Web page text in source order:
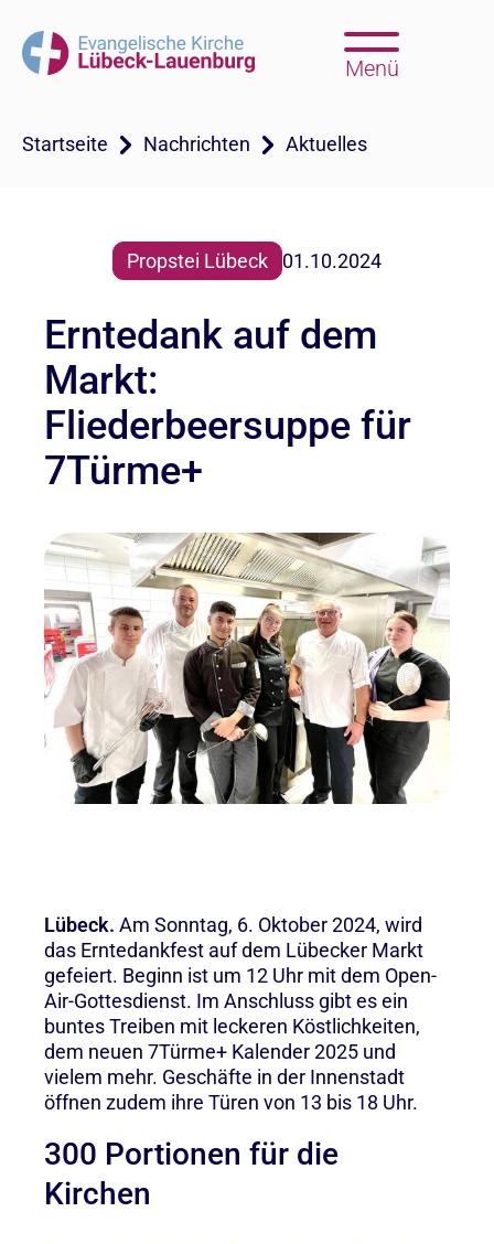
Menü
Startseite Nachrichten Aktuelles
Propstei Lübeck 01.10.2024
Erntedank auf dem
Markt:
Fliederbeersuppe für
7Türme+
Lübeck. Am Sonntag, 6. Oktober 2024, wird
das Erntedankfest auf dem Lübecker Markt
gefeiert. Beginn ist um 12 Uhr mit dem Open-
Air-Gottesdienst. Im Anschluss gibt es ein
buntes Treiben mit leckeren Köstlichkeiten,
dem neuen 7Türme+ Kalender 2025 und
vielem mehr. Geschäfte in der Innenstadt
öffnen zudem ihre Türen von 13 bis 18 Uhr.
300 Portionen für die
Kirchen